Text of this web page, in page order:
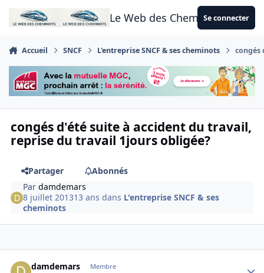
Aller au contenu
Le Web des CheminotsSe connecter
Accueil SNCF L'entreprise SNCF & ses cheminots
congés d'été suite à accident du travail,
reprise du travail 1jours obligée?
Partager
Abonnés
Pardamdemars
8 juillet 201313 ans dans L'entreprise SNCF & ses
cheminots
damdemars Membre